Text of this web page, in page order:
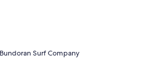
Surf Company